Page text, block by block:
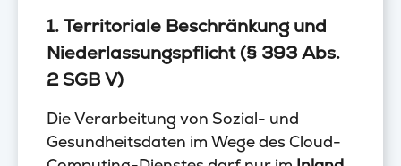
1. Territoriale Beschränkung und
Niederlassungspflicht (§ 393 Abs.
2 SGB V)
Die Verarbeitung von Sozial- und
Gesundheitsdaten im Wege des Cloud-